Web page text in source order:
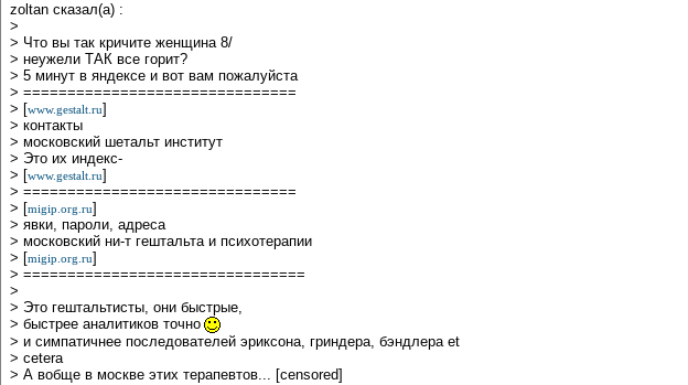
zoltan сказал(а) :
>
> Что вы так кричите женщина 8/
> неужели ТАК все горит?
> 5 минут в яндексе и вот вам пожалуйста
> ===============================
> [www.gestalt.ru]
> контакты
> московский шетальт институт
> Это их индекс-
> [www.gestalt.ru]
> ===============================
> [migip.org.ru]
> явки, пароли, адреса
> московский ни-т гештальта и психотерапии
> [migip.org.ru]
> ================================
>
> Это гештальтисты, они быстрые,
> быстрее аналитиков точно
> и симпатичнее последователей эриксона, гриндера, бэндлера et
> cetera
> А вобще в москве этих терапевтов... [censored]